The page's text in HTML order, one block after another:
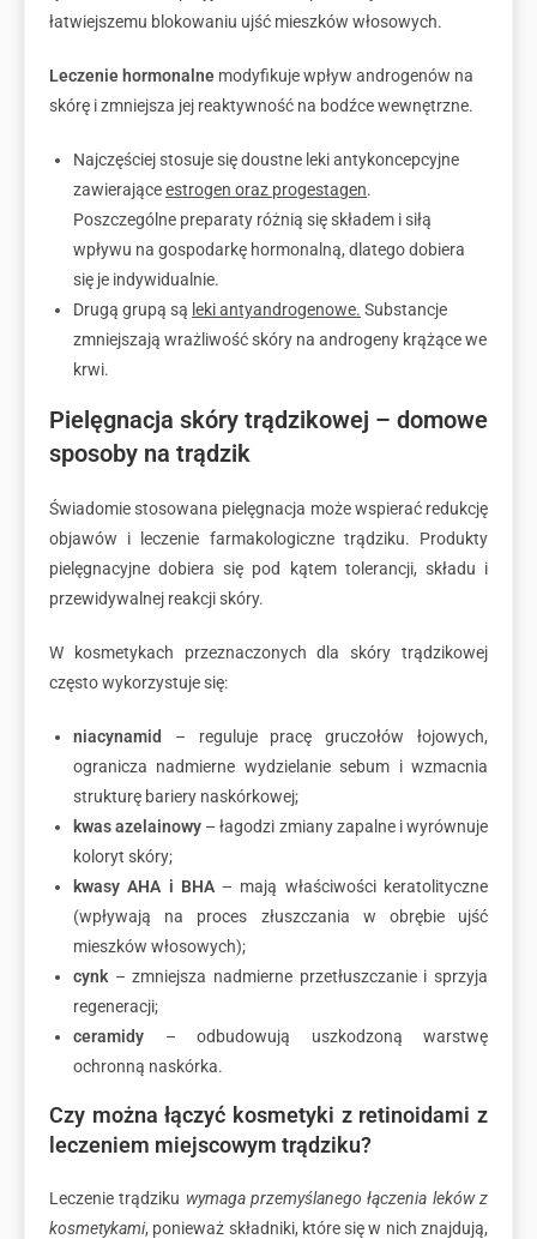
łatwiejszemu blokowaniu ujść mieszków włosowych.
Leczenie hormonalne modyfikuje wpływ androgenów na
skórę i zmniejsza jej reaktywność na bodźce wewnętrzne.
Najczęściej stosuje się doustne leki antykoncepcyjne
zawierająceestrogen oraz progestagen.
Poszczególne preparaty różnią się składem i siłą
wpływu na gospodarkę hormonalną, dlatego dobiera
się je indywidualnie.
Drugą grupą są leki antyandrogenowe. Substancje
zmniejszają wrażliwość skóry na androgeny krążące we
krwi.
Pielęgnacja skóry trądzikowej – domowe
sposoby na trądzik
Świadomie stosowana pielęgnacja może wspierać redukcję
objawów i leczenie farmakologiczne trądziku. Produkty
pielęgnacyjne dobiera się pod kątem tolerancji, składu i
przewidywalnej reakcji skóry.
W kosmetykach przeznaczonych dla skóry trądzikowej
często wykorzystuje się:
niacynamid
– reguluje pracę gruczołów łojowych,
ogranicza nadmierne wydzielanie sebum i wzmacnia
strukturę bariery naskórkowej;
kwas azelainowy – łagodzi zmiany zapalne i wyrównuje
koloryt skóry;
kwasy AHA i BHA– mają właściwości keratolityczne
(wpływają na proces złuszczania w obrębie ujść
mieszków włosowych);
cynk – zmniejsza nadmierne przetłuszczanie i sprzyja
regeneracji;
ceramidy – odbudowują uszkodzoną warstwę
ochronną naskórka.
Czy można łączyć kosmetyki z retinoidami z
leczeniem miejscowym trądziku?
Leczenie trądziku wymaga przemyślanego łączenia leków z
kosmetykami, ponieważ składniki, które się w nich znajdują,